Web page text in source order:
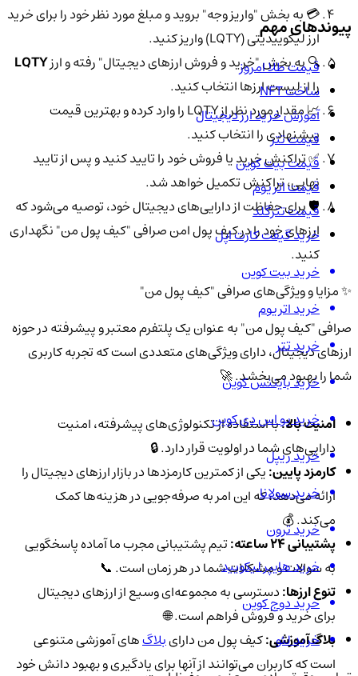
💳 به بخش "واریز وجه" بروید و مبلغ مورد نظر خود را برای خرید
ارز لیکوییدیتی (LQTY) واریز کنید.
🔍 به بخش "خرید و فروش ارزهای دیجیتال" رفته و ارزLQTY
را از لیست ارزها انتخاب کنید.
📈 مقدار مورد نظر از LQTY را وارد کرده و بهترین قیمت
پیشنهادی را انتخاب کنید.
✅ تراکنش خرید یا فروش خود را تایید کنید و پس از تایید
نهایی، تراکنش تکمیل خواهد شد.
🛡️ برای حفاظت از دارایی‌های دیجیتال خود، توصیه می‌شود که
ارزهای خود را در کیف پول امن صرافی "کیف پول من" نگهداری
کنید.
✨ مزایا و ویژگی‌های صرافی "کیف پول من"
صرافی "کیف پول من" به عنوان یک پلتفرم معتبر و پیشرفته در حوزه
ارزهای دیجیتال، دارای ویژگی‌های متعددی است که تجربه کاربری
شما را بهبود می‌بخشد. 🚀
امنیت بالا:با استفاده از تکنولوژی‌های پیشرفته، امنیت
دارایی‌های شما در اولویت قرار دارد. 🔒
کارمزد پایین:یکی از کمترین کارمزدها در بازار ارزهای دیجیتال را
ارائه می‌دهد، که این امر به صرفه‌جویی در هزینه‌ها کمک
می‌کند. 💰
پشتیبانی 24 ساعته:
تیم پشتیبانی مجرب ما آماده پاسخگویی
به سوالات و مشکلات شما در هر زمان است. 📞
تنوع ارزها:دسترسی به مجموعه‌ای وسیع از ارزهای دیجیتال
برای خرید و فروش فراهم است. 🌐
بلاگ آموزشی:کیف پول من دارایبلاگ‌های آموزشی متنوعی
است که کاربران می‌توانند از آنها برای یادگیری و بهبود دانش خود
پیوندهای مهم
قیمت طلا امروز
ساخت NFT
آموزش خرید ارز دیجیتال
قیمت تتر
قیمت بیت کوین
قیمت اتریوم
قیمت تترگلد
خرید گیفت کارت اپل
خرید بیت کوین
خرید اتریوم
خرید تتر
خرید بایننس کوین
خرید یو اس دی کوین
خرید ریپل
خرید سولانا
خرید ترون
خرید هایپر لیکویید
خرید دوج کوین
خرید لئو